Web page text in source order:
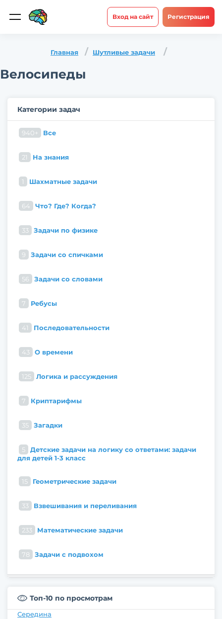
Вход на сайт Регистрация
Главная Шутливые задачи
Велосипеды
Категории задач
940+ Все
21 На знания
1 Шахматные задачи
64 Что? Где? Когда?
33 Задачи по физике
9 Задачи со спичками
56 Задачи со словами
7 Ребусы
41 Последовательности
43 О времени
125 Логика и рассуждения
7 Криптарифмы
35 Загадки
5
Детские задачи на логику со ответами: задачи
для детей 1-3 класс
15 Геометрические задачи
33 Взвешивания и переливания
233 Математические задачи
78 Задачи с подвохом
Топ-10 по просмотрам
Середина